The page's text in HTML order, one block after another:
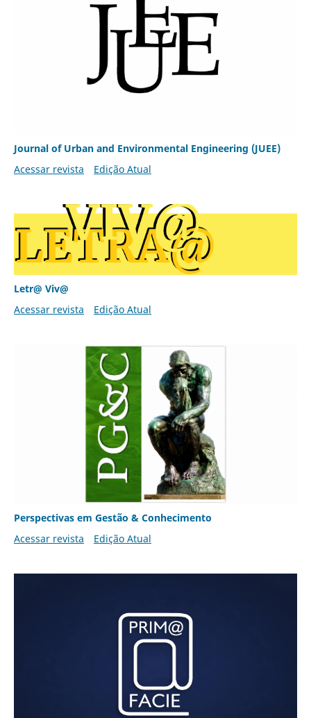
Journal of Urban and Environmental Engineering (JUEE)
Acessar revista
Edição Atual
Letr@ Viv@
Acessar revista
Edição Atual
Perspectivas em Gestão & Conhecimento
Acessar revista
Edição Atual